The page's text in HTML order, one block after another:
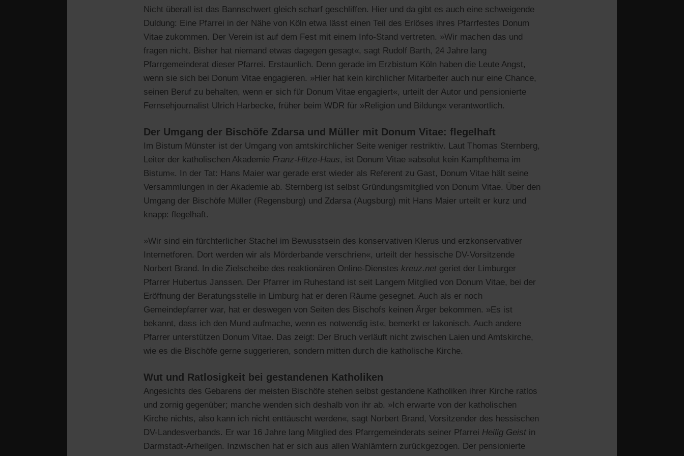
Nicht überall ist das Bannschwert gleich scharf geschliffen. Hier und da gibt es auch eine schweigende
Duldung: Eine Pfarrei in der Nähe von Köln etwa lässt einen Teil des Erlöses ihres Pfarrfestes Donum
Vitae zukommen. Der Verein ist auf dem Fest mit einem Info-Stand vertreten. »Wir machen das und
fragen nicht. Bisher hat niemand etwas dagegen gesagt«, sagt Rudolf Barth, 24 Jahre lang
Pfarrgemeinderat dieser Pfarrei. Erstaunlich. Denn gerade im Erzbistum Köln haben die Leute Angst,
wenn sie sich bei Donum Vitae engagieren. »Hier hat kein kirchlicher Mitarbeiter auch nur eine Chance,
seinen Beruf zu behalten, wenn er sich für Donum Vitae engagiert«, urteilt der Autor und pensionierte
Fernsehjournalist Ulrich Harbecke, früher beim WDR für »Religion und Bildung« verantwortlich.
Der Umgang der Bischöfe Zdarsa und Müller mit Donum Vitae: flegelhaft
Im Bistum Münster ist der Umgang von amtskirchlicher Seite weniger restriktiv. Laut Thomas Sternberg,
Leiter der katholischen Akademie Franz-Hitze-Haus, ist Donum Vitae »absolut kein Kampfthema im
Bistum«. In der Tat: Hans Maier war gerade erst wieder als Referent zu Gast, Donum Vitae hält seine
Versammlungen in der Akademie ab. Sternberg ist selbst Gründungsmitglied von Donum Vitae. Über den
Umgang der Bischöfe Müller (Regensburg) und Zdarsa (Augsburg) mit Hans Maier urteilt er kurz und
knapp: flegelhaft.
»Wir sind ein fürchterlicher Stachel im Bewusstsein des konservativen Klerus und erzkonservativer
Internetforen. Dort werden wir als Mörderbande verschrien«, urteilt der hessische DV-Vorsitzende
Norbert Brand. In die Zielscheibe des reaktionären Online-Dienstes kreuz.net geriet der Limburger
Pfarrer Hubertus Janssen. Der Pfarrer im Ruhestand ist seit Langem Mitglied von Donum Vitae, bei der
Eröffnung der Beratungsstelle in Limburg hat er deren Räume gesegnet. Auch als er noch
Gemeindepfarrer war, hat er deswegen von Seiten des Bischofs keinen Ärger bekommen. »Es ist
bekannt, dass ich den Mund aufmache, wenn es notwendig ist«, bemerkt er lakonisch. Auch andere
Pfarrer unterstützen Donum Vitae. Das zeigt: Der Bruch verläuft nicht zwischen Laien und Amtskirche,
wie es die Bischöfe gerne suggerieren, sondern mitten durch die katholische Kirche.
Wut und Ratlosigkeit bei gestandenen Katholiken
Angesichts des Gebarens der meisten Bischöfe stehen selbst gestandene Katholiken ihrer Kirche ratlos
und zornig gegenüber; manche wenden sich deshalb von ihr ab. »Ich erwarte von der katholischen
Kirche nichts, also kann ich nicht enttäuscht werden«, sagt Norbert Brand, Vorsitzender des hessischen
DV-Landesverbands. Er war 16 Jahre lang Mitglied des Pfarrgemeinderats seiner Pfarrei Heilig Geist in
Darmstadt-Arheilgen. Inzwischen hat er sich aus allen Wahlämtern zurückgezogen. Der pensionierte